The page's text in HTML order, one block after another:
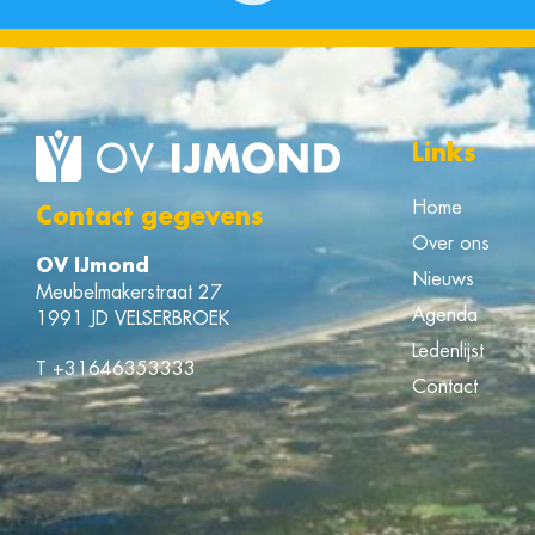
Contact gegevens
OV IJmond
Meubelmakerstraat 27
1991 JD VELSERBROEK
T +31646353333
Links
Home
Over ons
Nieuws
Agenda
Ledenlijst
Contact